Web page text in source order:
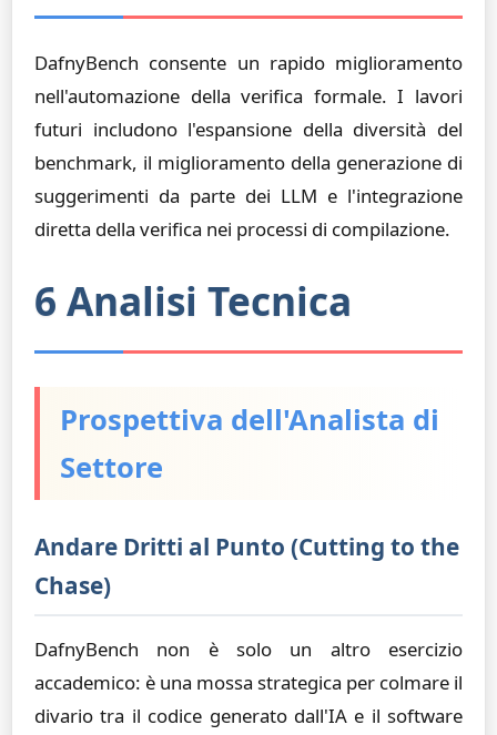
DafnyBench consente un rapido miglioramento
nell'automazione della verifica formale. I lavori
futuri includono l'espansione della diversità del
benchmark, il miglioramento della generazione di
suggerimenti da parte dei LLM e l'integrazione
diretta della verifica nei processi di compilazione.
6 Analisi Tecnica
Prospettiva dell'Analista di
Settore
Andare Dritti al Punto (Cutting to the
Chase)
DafnyBench non è solo un altro esercizio
accademico: è una mossa strategica per colmare il
divario tra il codice generato dall'IA e il software